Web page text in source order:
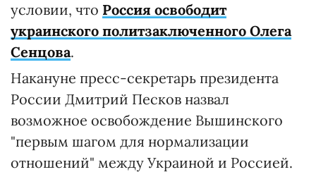
условии, что Россия освободит
украинского политзаключенного Олега
Сенцова.
Накануне пресс-секретарь президента
России Дмитрий Песков назвал
возможное освобождение Вышинского
"первым шагом для нормализации
отношений" между Украиной и Россией.